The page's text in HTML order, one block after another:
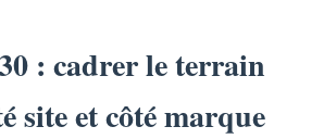
: cadrer le terrain
site et côté marque